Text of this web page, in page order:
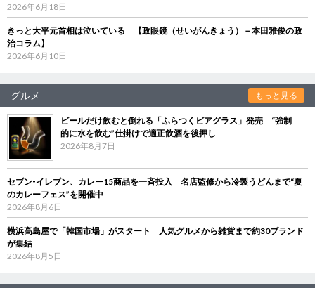
2026年6月18日
きっと大平元首相は泣いている 【政眼鏡（せいがんきょう）－本田雅俊の政
治コラム】
2026年6月10日
グルメ もっと見る
ビールだけ飲むと倒れる「ふらつくビアグラス」発売 “強制
的に水を飲む”仕掛けで適正飲酒を後押し
2026年8月7日
セブン‐イレブン、カレー15商品を一斉投入 名店監修から冷製うどんまで“夏
のカレーフェス”を開催中
2026年8月6日
横浜高島屋で「韓国市場」がスタート 人気グルメから雑貨まで約30ブランド
が集結
2026年8月5日